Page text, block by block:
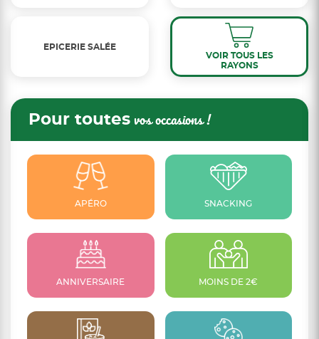
EPICERIE SALÉE
VOIR TOUS LES
RAYONS
Pour toutes vos occasions !
APÉRO SNACKING
ANNIVERSAIRE MOINS DE 2€